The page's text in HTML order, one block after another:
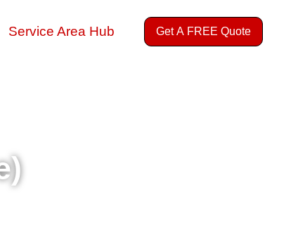
Service Area Hub Get A FREE Quote